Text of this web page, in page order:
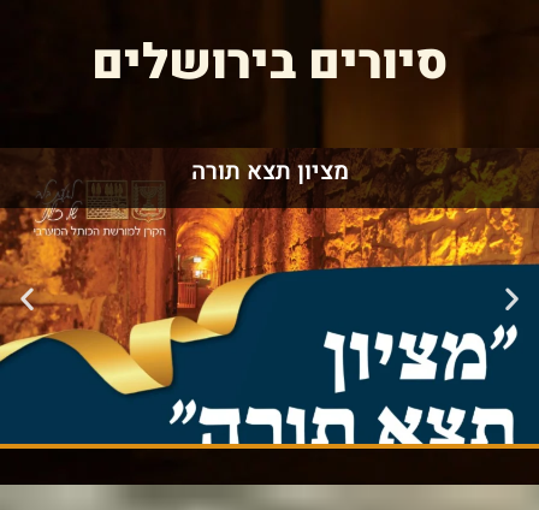
סיורים בירושלים
מציון תצא תורה